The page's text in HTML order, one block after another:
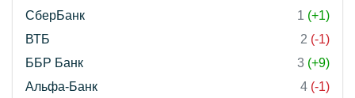
СберБанк 1 (+1)
ВТБ
2 (-1)
ББР Банк
3 (+9)
Альфа-Банк
4 (-1)